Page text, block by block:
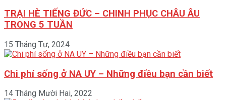
TRẠI HÈ TIẾNG ĐỨC – CHINH PHỤC CHÂU ÂU
TRONG 5 TUẦN
15 Tháng Tư, 2024
Chi phí sống ở NA UY – Những điều bạn cần biết
14 Tháng Mười Hai, 2022